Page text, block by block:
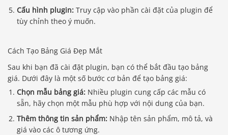
Cấu hình plugin: Truy cập vào phần cài đặt của plugin để
tùy chỉnh theo ý muốn.
Cách Tạo Bảng Giá Đẹp Mắt
Sau khi bạn đã cài đặt plugin, bạn có thể bắt đầu tạo bảng
giá. Dưới đây là một số bước cơ bản để tạo bảng giá:
Chọn mẫu bảng giá: Nhiều plugin cung cấp các mẫu có
sẵn, hãy chọn một mẫu phù hợp với nội dung của bạn.
Thêm thông tin sản phẩm: Nhập tên sản phẩm, mô tả, và
giá vào các ô tương ứng.